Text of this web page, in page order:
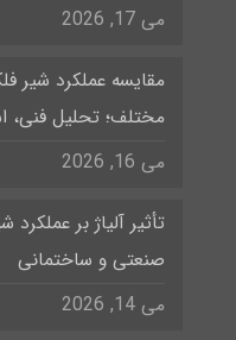
می 17, 2026
مقایسه عملکرد شیر
مختلف؛ تحلیل فنی،
می 16, 2026
تأثیر آلیاژ بر
صنعتی و ساختمانی
می 14, 2026